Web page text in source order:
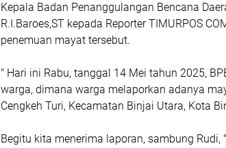
Kepala Badan Penanggulangan Bencana
R.I.Baroes,ST kepada Reporter TIMURPOS
penemuan mayat tersebut.
" Hari ini Rabu, tanggal 14 Mei tahun 2025,
warga, dimana warga melaporkan adanya
Cengkeh Turi, Kecamatan Binjai Utara, Kota
Begitu kita menerima laporan, sambung Rudi,